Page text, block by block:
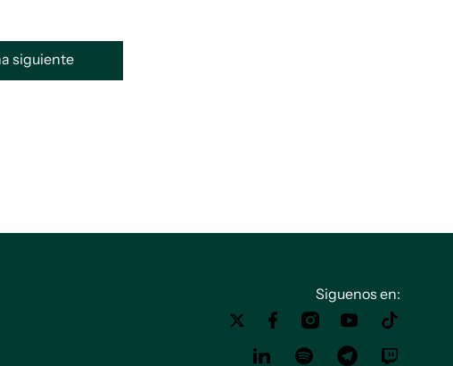
siguiente
Siguenos en: